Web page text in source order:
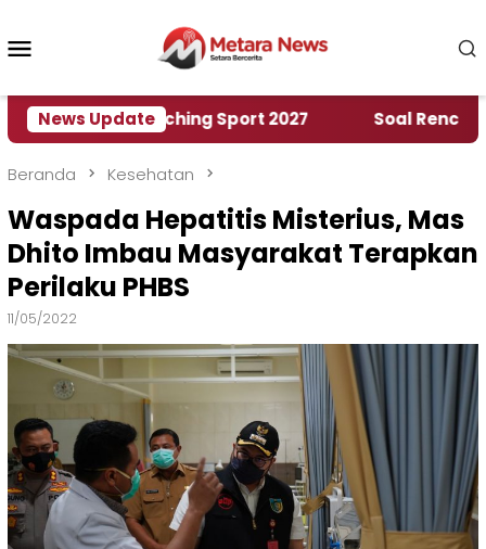
konten
News Update
Marching Sport 2027 ‎Soal Rencana
Beranda Kesehatan
Waspada Hepatitis Misterius, Mas
Dhito Imbau Masyarakat Terapkan
Perilaku PHBS
11/05/2022